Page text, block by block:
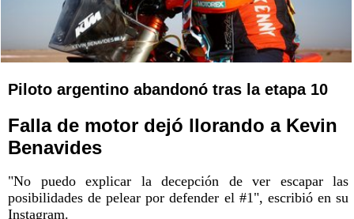
Piloto argentino abandonó tras la etapa 10
Falla de motor dejó llorando a Kevin
Benavides
"No puedo explicar la decepción de ver escapar las
posibilidades de pelear por defender el #1", escribió en su
Instagram.